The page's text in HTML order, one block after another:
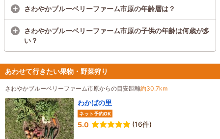
さわやかブルーベリーファーム市原の年齢層は？
さわやかブルーベリーファーム市原の子供の年齢は何歳が多
い？
あわせて行きたい果物・野菜狩り
さわやかブルーベリーファーム市原からの目安距離約30.7km
わかばの里
ネット予約OK
5.0 (16件)